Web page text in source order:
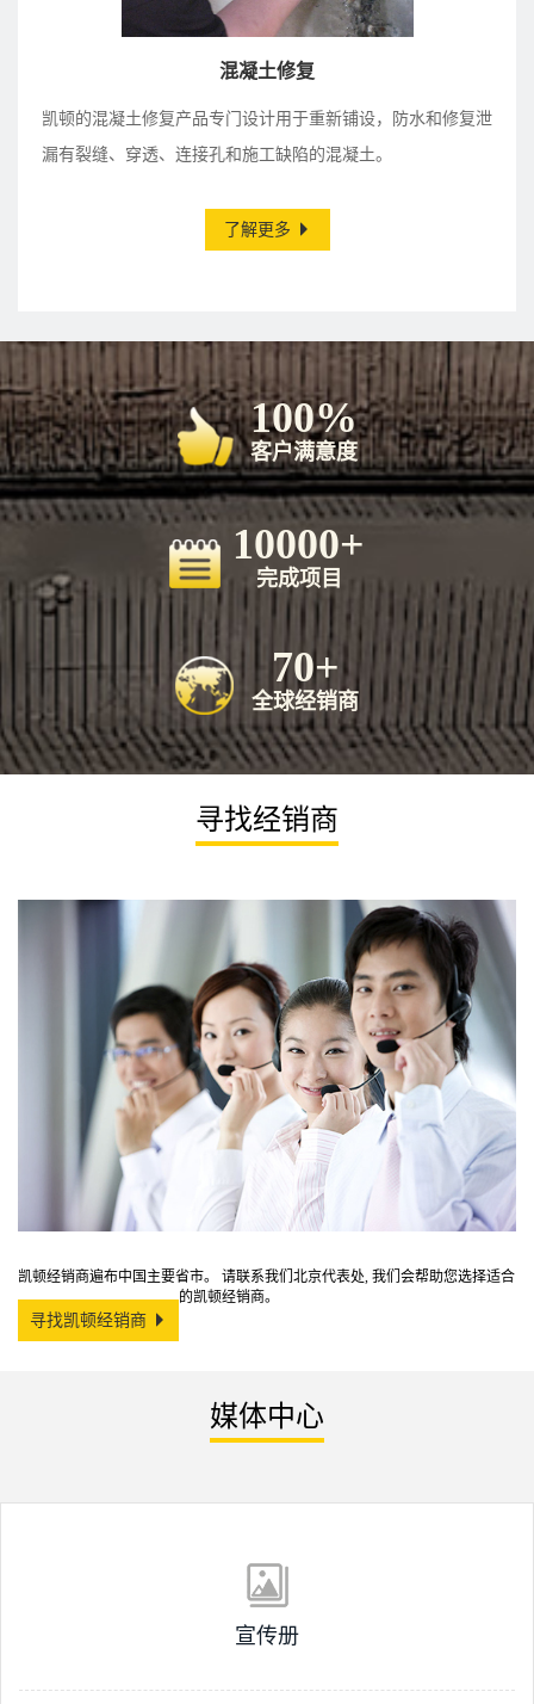
混凝土修复
凯顿的混凝土修复产品专门设计用于重新铺设，防水和修复泄
漏有裂缝、穿透、连接孔和施工缺陷的混凝土。
了解更多
100%
客户满意度
10000+
完成项目
70+
全球经销商
寻找经销商
凯顿经销商遍布中国主要省市。 请联系我们北京代表处, 我们会帮助您选择适合
的凯顿经销商。
寻找凯顿经销商
媒体中心
宣传册